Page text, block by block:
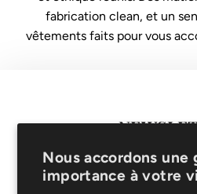
Nous accordons une
importance à votre
fabrication clean, et un
vêtements faits pour vous
Protection des
Mentions
Recevez 10% sur votre 1ère
premiers informés de